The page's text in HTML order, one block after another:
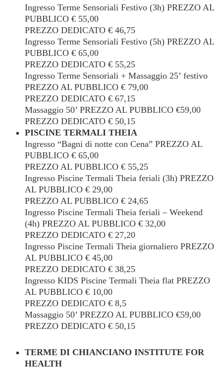
Ingresso Terme Sensoriali Festivo (3h) PREZZO AL
PUBBLICO € 55,00
PREZZO DEDICATO € 46,75
Ingresso Terme Sensoriali Festivo (5h) PREZZO AL
PUBBLICO € 65,00
PREZZO DEDICATO € 55,25
Ingresso Terme Sensoriali + Massaggio 25’ festivo
PREZZO AL PUBBLICO € 79,00
PREZZO DEDICATO € 67,15
Massaggio 50’ PREZZO AL PUBBLICO €59,00
PREZZO DEDICATO € 50,15
PISCINE TERMALI THEIA
Ingresso “Bagni di notte con Cena” PREZZO AL
PUBBLICO € 65,00
PREZZO AL PUBBLICO € 55,25
Ingresso Piscine Termali Theia feriali (3h) PREZZO
AL PUBBLICO € 29,00
PREZZO AL PUBBLICO € 24,65
Ingresso Piscine Termali Theia feriali – Weekend
(4h) PREZZO AL PUBBLICO € 32,00
PREZZO DEDICATO € 27,20
Ingresso Piscine Termali Theia giornaliero PREZZO
AL PUBBLICO € 45,00
PREZZO DEDICATO € 38,25
Ingresso KIDS Piscine Termali Theia flat PREZZO
AL PUBBLICO € 10,00
PREZZO DEDICATO € 8,5
Massaggio 50’ PREZZO AL PUBBLICO €59,00
PREZZO DEDICATO € 50,15
TERME DI CHIANCIANO INSTITUTE FOR
HEALTH